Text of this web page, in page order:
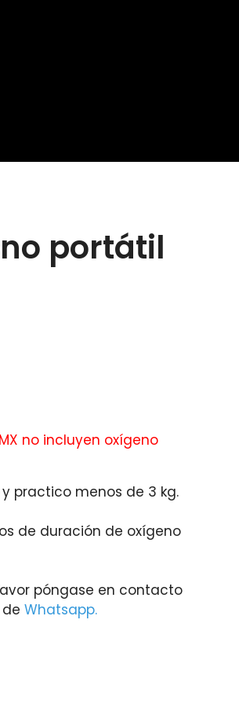
portátil
no incluyen oxígeno
practico menos de 3 kg.
de duración de oxígeno
póngase en contacto
Whatsapp.